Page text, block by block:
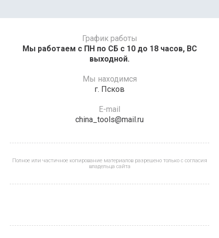
График работы
Мы работаем с ПН по СБ с 10 до 18 часов, ВС
выходной.
Мы находимся
г. Псков
E-mail
china_tools@mail.ru
Полное или частичное копирование материалов разрешено только с согласия
владельца сайта